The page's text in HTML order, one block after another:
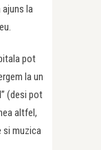
ajuns la
pot
la un
(desi pot
altfel,
si muzica